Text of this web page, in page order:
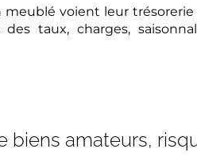
voient leur
taux, charges,
biens amateurs,